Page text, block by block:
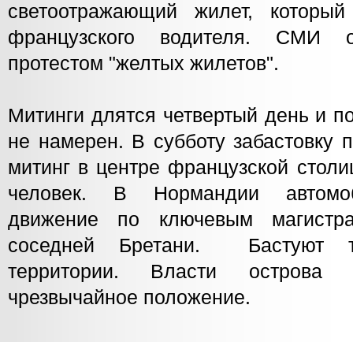
светоотражающий жилет,
французского водителя. СМИ
протестом "желтых жилетов".
Митинги длятся четвертый день и
не намерен. В субботу забастовку
митинг в центре французской
человек. В Нормандии
движение по ключевым
соседней Бретани. Бастуют
территории. Власти острова
чрезвычайное положение.